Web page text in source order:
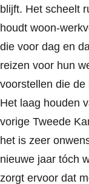
blijft. Het scheelt
houdt woon-
die voor dag en
reizen voor hun
voorstellen die
Het laag houden
vorige Tweede
het is zeer
nieuwe jaar tóch
zorgt ervoor dat